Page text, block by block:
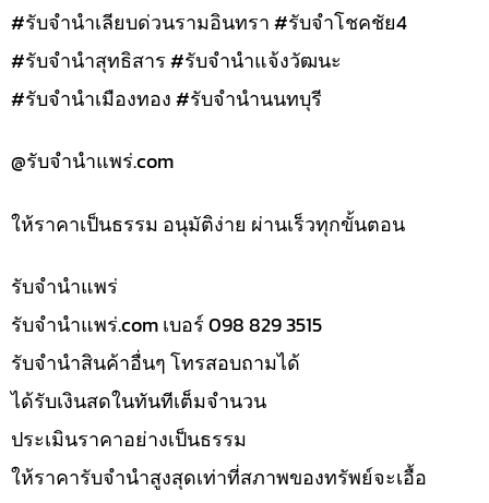
#รับจำนำเลียบด่วนรามอินทรา #รับจำโชคชัย4
#รับจำนำสุทธิสาร #รับจำนำแจ้งวัฒนะ
#รับจำนำเมืองทอง #รับจำนำนนทบุรี
@รับจํานําแพร่.com
ให้ราคาเป็นธรรม อนุมัติง่าย ผ่านเร็วทุกขั้นตอน
รับจํานำแพร่
รับจํานําแพร่.com เบอร์ 098 829 3515
รับจำนำสินค้าอื่นๆ โทรสอบถามได้
ได้รับเงินสดในทันทีเต็มจำนวน
ประเมินราคาอย่างเป็นธรรม
ให้ราคารับจำนำสูงสุดเท่าที่สภาพของทรัพย์จะเอื้อ